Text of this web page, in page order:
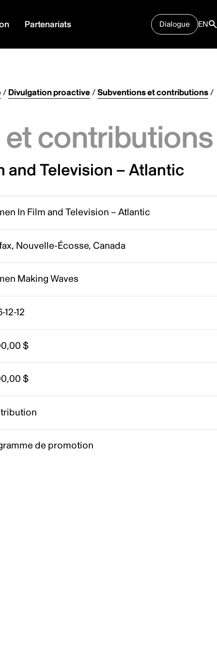
Partenariats Dialogue EN
/ Divulgation proactive/Subventions et contributions/
contributions
and Television – Atlantic
In Film and Television – Atlantic
Nouvelle-Écosse, Canada
Making Waves
12-12
$
$
de promotion